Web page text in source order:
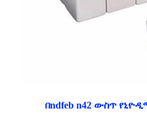
በndfeb n42 ውስጥ